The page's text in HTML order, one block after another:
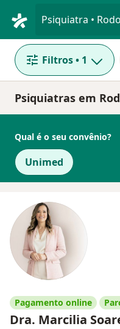
Filtros• 1
Psiquiatras em
Qual é o seu convênio?
Unimed
Pagamento online
Dra. Marcilia